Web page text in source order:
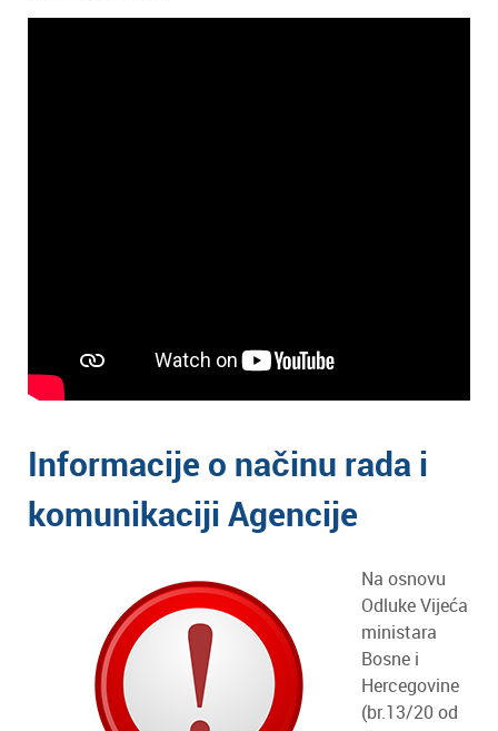
Informacije o načinu rada i
komunikaciji Agencije
Na osnovu
Odluke Vijeća
ministara
Bosne i
Hercegovine
(br.13/20 od